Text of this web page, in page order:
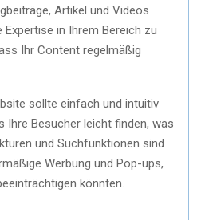
Artikel und Videos
in Ihrem Bereich zu
Ihr Content regelmäßig
sollte einfach und intuitiv
Ihre Besucher leicht finden, was
und Suchfunktionen sind
Werbung und Pop-ups,
könnten.